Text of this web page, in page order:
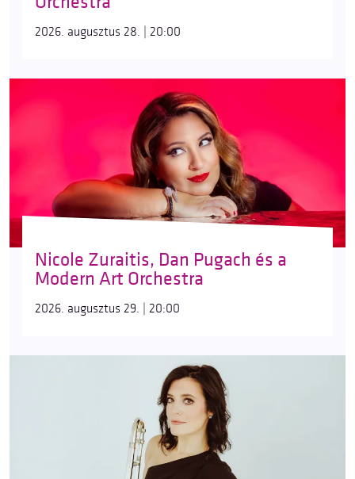
2026. augusztus 28. | 20:00
Nicole Zuraitis, Dan Pugach és a
Modern Art Orchestra
2026. augusztus 29. | 20:00